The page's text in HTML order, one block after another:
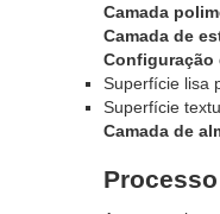
Camada
Camada de
Configuração
Superfície lisa
Superfície
Camada de